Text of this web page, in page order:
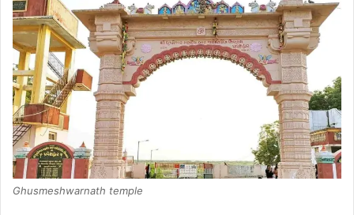
Ghusmeshwarnath temple